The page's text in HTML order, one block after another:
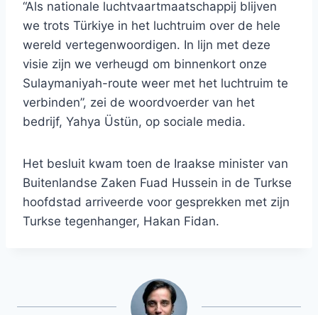
“Als nationale luchtvaartmaatschappij blijven
we trots Türkiye in het luchtruim over de hele
wereld vertegenwoordigen. In lijn met deze
visie zijn we verheugd om binnenkort onze
Sulaymaniyah-route weer met het luchtruim te
verbinden”, zei de woordvoerder van het
bedrijf, Yahya Üstün, op sociale media.
Het besluit kwam toen de Iraakse minister van
Buitenlandse Zaken Fuad Hussein in de Turkse
hoofdstad arriveerde voor gesprekken met zijn
Turkse tegenhanger, Hakan Fidan.